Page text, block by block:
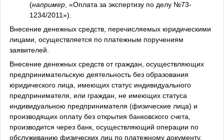
(например, «Оплата за экспертизу по делу №73-
1234/2011»).
Внесение денежных средств, перечисляемых юридическими
лицами, осуществляется по платежным поручениям
заявителей.
Внесение денежных средств от граждан, осуществляющих
предпринимательскую деятельность без образования
юридического лица, имеющих статус индивидуального
предпринимателя, или граждан, не имеющих статуса
индивидуальною предпринимателя (физические лица) и
производящих оплату без открытия банковского счета,
производится через банк, осуществляющий операции по
обслуживанию физических лиц по платежному документу,